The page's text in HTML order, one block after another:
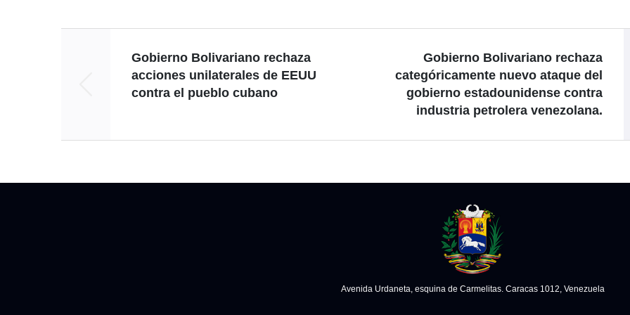
Gobierno Bolivariano rechaza
acciones unilaterales de EEUU
contra el pueblo cubano
Gobierno Bolivariano rechaza
categóricamente nuevo ataque del
gobierno estadounidense contra
industria petrolera venezolana.
Avenida Urdaneta, esquina de Carmelitas. Caracas 1012, Venezuela